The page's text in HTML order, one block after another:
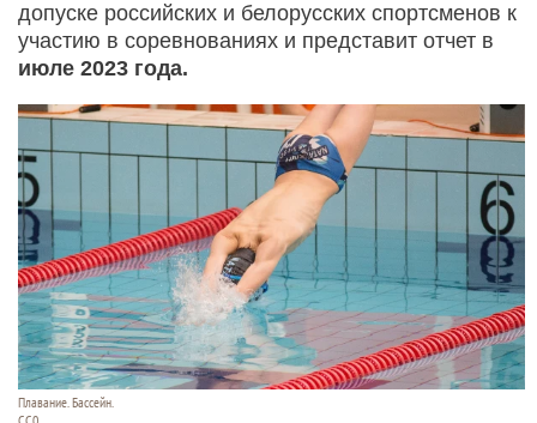
допуске российских и белорусских спортсменов к
участию в соревнованиях и представит отчет в
июле 2023 года.
Плавание. Бассейн.